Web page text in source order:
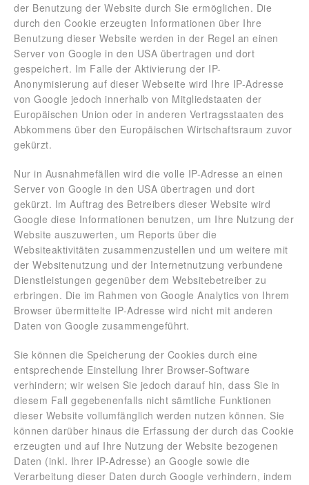
der Benutzung der Website durch Sie ermöglichen. Die
durch den Cookie erzeugten Informationen über Ihre
Benutzung dieser Website werden in der Regel an einen
Server von Google in den USA übertragen und dort
gespeichert. Im Falle der Aktivierung der IP-
Anonymisierung auf dieser Webseite wird Ihre IP-Adresse
von Google jedoch innerhalb von Mitgliedstaaten der
Europäischen Union oder in anderen Vertragsstaaten des
Abkommens über den Europäischen Wirtschaftsraum zuvor
gekürzt.
Nur in Ausnahmefällen wird die volle IP-Adresse an einen
Server von Google in den USA übertragen und dort
gekürzt. Im Auftrag des Betreibers dieser Website wird
Google diese Informationen benutzen, um Ihre Nutzung der
Website auszuwerten, um Reports über die
Websiteaktivitäten zusammenzustellen und um weitere mit
der Websitenutzung und der Internetnutzung verbundene
Dienstleistungen gegenüber dem Websitebetreiber zu
erbringen. Die im Rahmen von Google Analytics von Ihrem
Browser übermittelte IP-Adresse wird nicht mit anderen
Daten von Google zusammengeführt.
Sie können die Speicherung der Cookies durch eine
entsprechende Einstellung Ihrer Browser-Software
verhindern; wir weisen Sie jedoch darauf hin, dass Sie in
diesem Fall gegebenenfalls nicht sämtliche Funktionen
dieser Website vollumfänglich werden nutzen können. Sie
können darüber hinaus die Erfassung der durch das Cookie
erzeugten und auf Ihre Nutzung der Website bezogenen
Daten (inkl. Ihrer IP-Adresse) an Google sowie die
Verarbeitung dieser Daten durch Google verhindern, indem